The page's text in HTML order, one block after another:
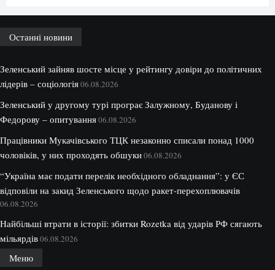
Останні новини
Зеленський зайняв шосте місце у рейтингу довіри до політичних
лідерів – соціологія06.08.2026
Зеленський у другому турі програє Залужному, Буданову і
Федорову – опитування06.08.2026
Працівники Мукачівського ТЦК незаконно списали понад 1000
чоловіків, у них проходять обшуки06.08.2026
“Україна має подати перелік необхідного обладнання”: у ЄС
відповіли на закид Зеленського щодо ракет-перехоплювачів
06.08.2026
Найбільші втрати в історії: збитки Rozetka від ударів РФ сягають
мільярдів06.08.2026
Меню